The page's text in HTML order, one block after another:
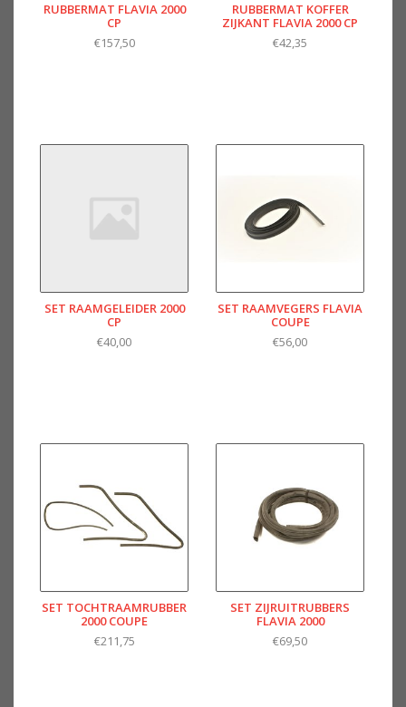
RUBBERMAT FLAVIA 2000
CP
€157,50
RUBBERMAT KOFFER
ZIJKANT FLAVIA 2000 CP
€42,35
SET RAAMGELEIDER 2000
CP
€40,00
SET RAAMVEGERS FLAVIA
COUPE
€56,00
SET TOCHTRAAMRUBBER
2000 COUPE
€211,75
SET ZIJRUITRUBBERS
FLAVIA 2000
€69,50